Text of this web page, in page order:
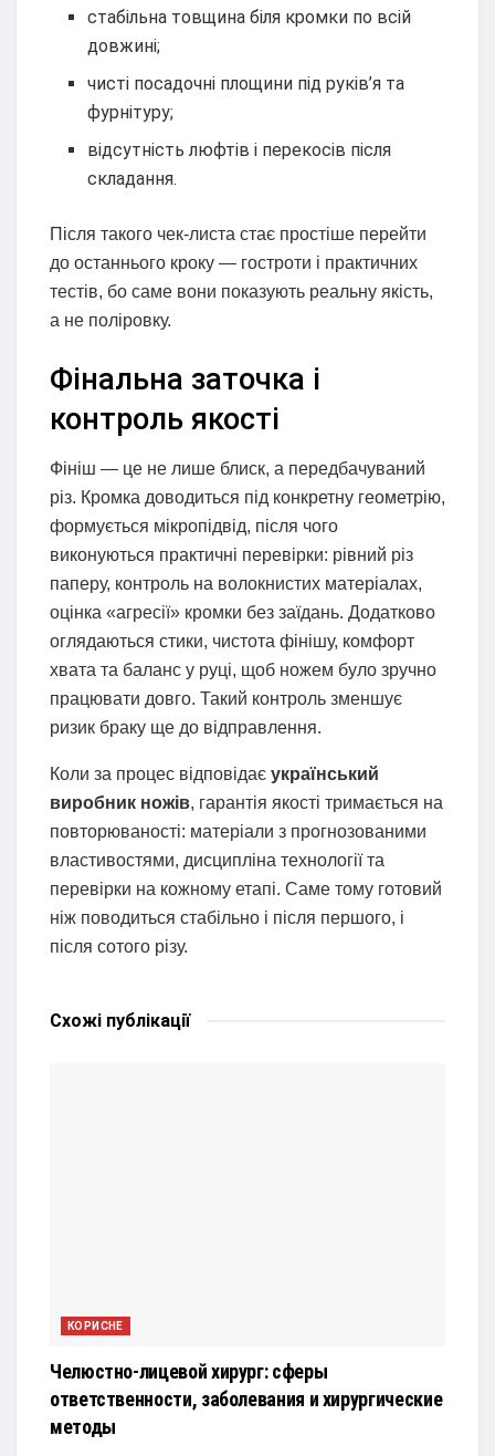
стабільна товщина біля кромки по всій
довжині;
чисті посадочні площини під руків’я та
фурнітуру;
відсутність люфтів і перекосів після
складання.
Після такого чек-листа стає простіше перейти
до останнього кроку — гостроти і практичних
тестів, бо саме вони показують реальну якість,
а не поліровку.
Фінальна заточка і
контроль якості
Фініш — це не лише блиск, а передбачуваний
різ. Кромка доводиться під конкретну геометрію,
формується мікропідвід, після чого
виконуються практичні перевірки: рівний різ
паперу, контроль на волокнистих матеріалах,
оцінка «агресії» кромки без заїдань. Додатково
оглядаються стики, чистота фінішу, комфорт
хвата та баланс у руці, щоб ножем було зручно
працювати довго. Такий контроль зменшує
ризик браку ще до відправлення.
Коли за процес відповідає український
виробник ножів, гарантія якості тримається на
повторюваності: матеріали з прогнозованими
властивостями, дисципліна технології та
перевірки на кожному етапі. Саме тому готовий
ніж поводиться стабільно і після першого, і
після сотого різу.
Схожі публікації
КОРИСНЕ
Челюстно-лицевой хирург: сферы
ответственности, заболевания и хирургические
методы